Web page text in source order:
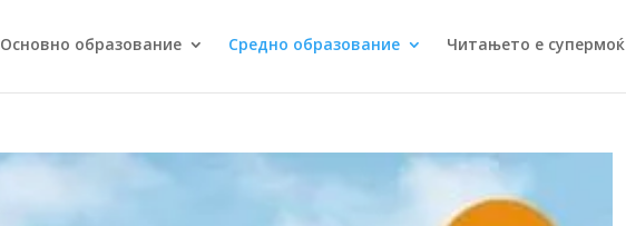
Основно образование Средно образование Читањето е супермоќ